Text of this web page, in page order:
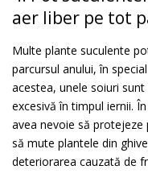
aer liber pe tot
Multe plante suculente
parcursul anului, în
acestea, unele soiuri
excesivă în timpul iernii.
avea nevoie să
să mute plantele din
deteriorarea cauzată de